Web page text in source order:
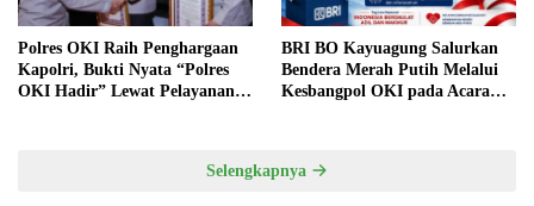
Polres OKI Raih Penghargaan
Kapolri, Bukti Nyata “Polres
OKI Hadir” Lewat Pelayanan
BRI BO Kayuagung Salurkan
Bendera Merah Putih Melalui
Kesbangpol OKI pada Acara
Selengkapnya